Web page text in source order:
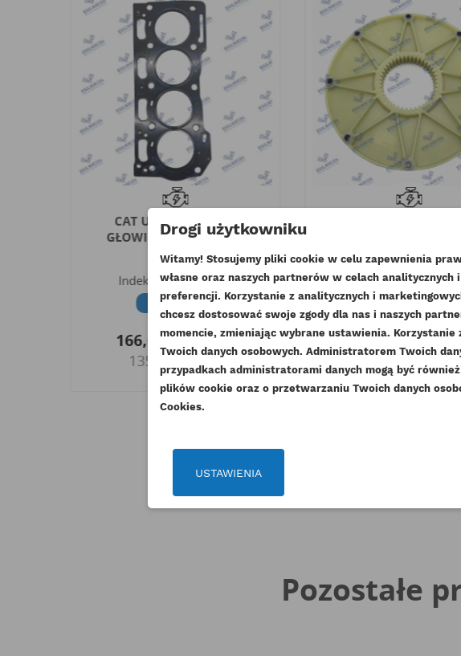
DODAJ DO
UTWÓRZ
NAZWA LISTY
ZALOGUJ SIĘ
Musisz być
CAT USZCZELKA POD
GŁOWICĘ C4.4 SPF343C
ESTABO
Indeks
310-8520-GS
Dostępny
166,05 złBrutto
135,00 zł Netto
Indeks FLE-PA65-
1 044,27 zł
849,00 złNetto
Pozostałe
Drogi użytkowniku
Witamy! Stosujemy pliki cookie w celu zapewnienia
własne oraz naszych partnerów w celach
preferencji. Korzystanie z analitycznych i
chcesz dostosować swoje zgody dla nas i naszych
momencie, zmieniając wybrane ustawienia.
Twoich danych osobowych. Administratorem Twoich
przypadkach administratorami danych mogą być
plików cookie oraz o przetwarzaniu Twoich danych
Cookies.
USTAWIENIA